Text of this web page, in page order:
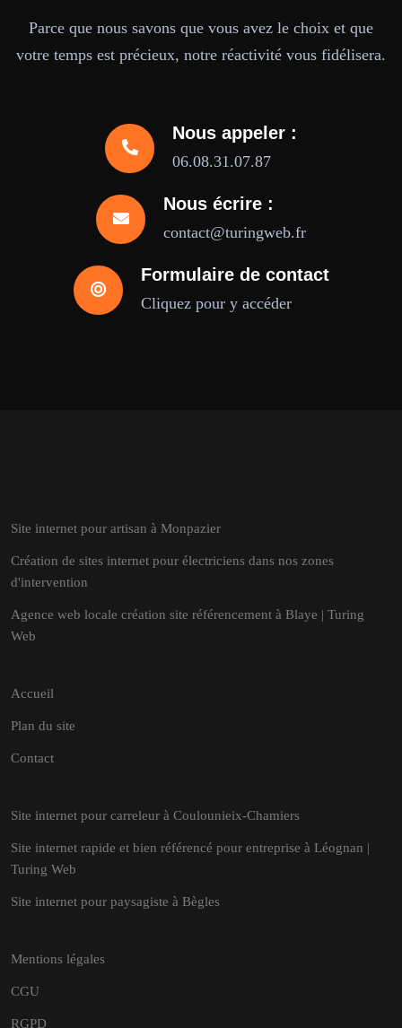
Parce que nous savons que vous avez le choix et que
votre temps est précieux, notre réactivité vous fidélisera.
Nous appeler :
06.08.31.07.87
Nous écrire :
contact@turingweb.fr
Formulaire de contact
Cliquez pour y accéder
Site internet pour artisan à Monpazier
Création de sites internet pour électriciens dans nos zones
d'intervention
Agence web locale création site référencement à Blaye | Turing
Web
Accueil
Plan du site
Contact
Site internet pour carreleur à Coulounieix-Chamiers
Site internet rapide et bien référencé pour entreprise à Léognan |
Turing Web
Site internet pour paysagiste à Bègles
Mentions légales
CGU
RGPD